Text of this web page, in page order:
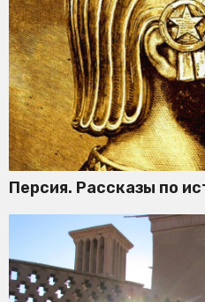
Персия. Рассказы по